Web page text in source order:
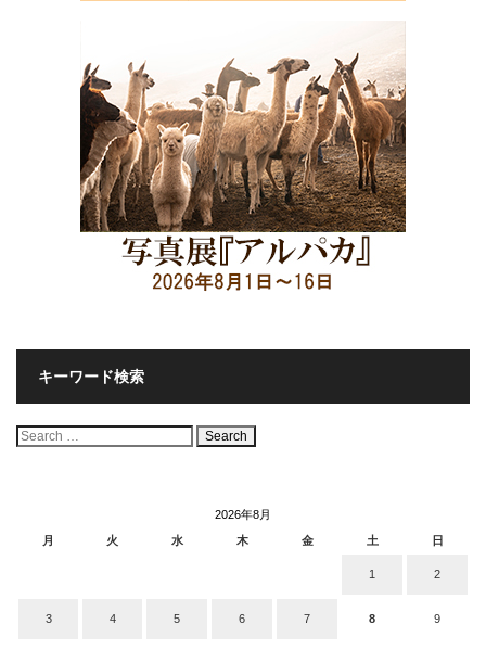
キーワード検索
検
索:
2026年8月
月
火 水 木 金 土 日
1 2
3 4 5 6 7 8 9